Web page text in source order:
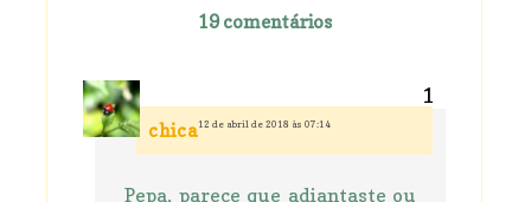
19 comentários
chica12 de abril de 2018 às 07:14
Pepa, parece que adiantaste ou